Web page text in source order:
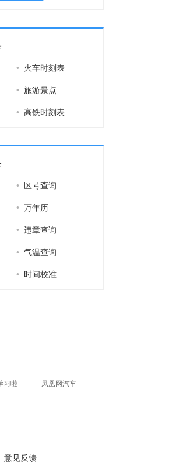
• 火车时刻表
• 旅游景点
• 高铁时刻表
• 区号查询
• 万年历
• 违章查询
• 气温查询
• 时间校准
习啦
凤凰网汽车
意见反馈